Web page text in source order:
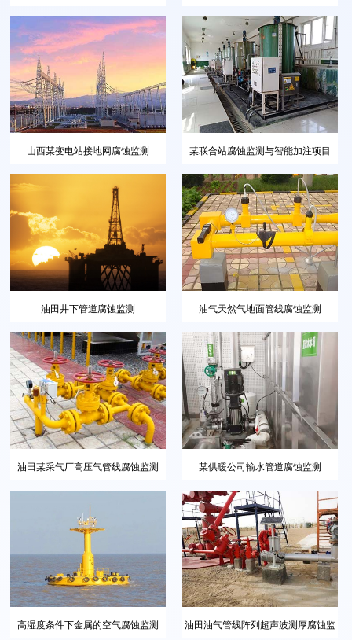
监测系统
山西某变电站接地网腐蚀监测 某联合站腐蚀监测与智能加注项目
油田井下管道腐蚀监测 油气天然气地面管线腐蚀监测
油田某采气厂高压气管线腐蚀监测 某供暖公司输水管道腐蚀监测
高湿度条件下金属的空气腐蚀监测 油田油气管线阵列超声波测厚腐蚀监